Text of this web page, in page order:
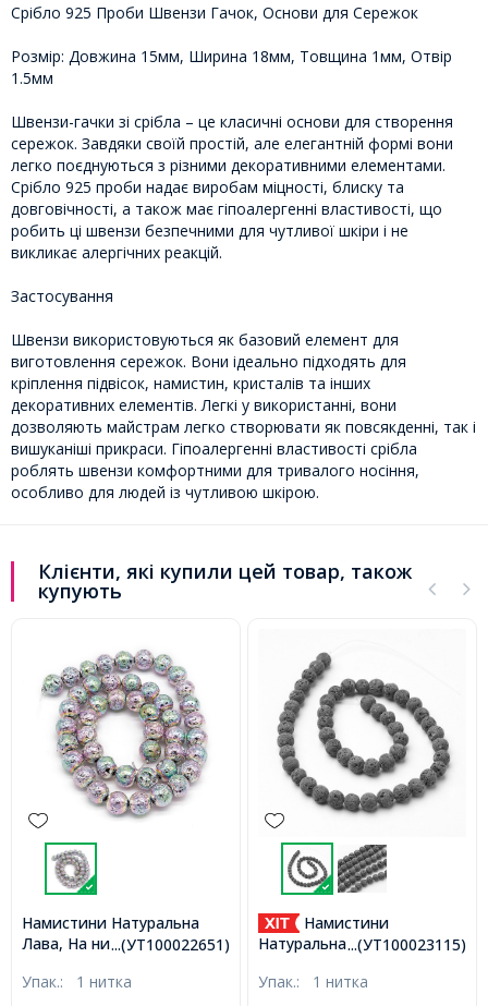
Срібло 925 Проби Швензи Гачок, Основи для Сережок
Розмір: Довжина 15мм, Ширина 18мм, Товщина 1мм, Отвір
1.5мм
Швензи-гачки зі срібла – це класичні основи для створення
сережок. Завдяки своїй простій, але елегантній формі вони
легко поєднуються з різними декоративними елементами.
Срібло 925 проби надає виробам міцності, блиску та
довговічності, а також має гіпоалергенні властивості, що
робить ці швензи безпечними для чутливої ​​шкіри і не
викликає алергічних реакцій.
Застосування
Швензи використовуються як базовий елемент для
виготовлення сережок. Вони ідеально підходять для
кріплення підвісок, намистин, кристалів та інших
декоративних елементів. Легкі у використанні, вони
дозволяють майстрам легко створювати як повсякденні, так і
вишуканіші прикраси. Гіпоалергенні властивості срібла
роблять швензи комфортними для тривалого носіння,
особливо для людей із чутливою шкірою.
Клієнти, які купили цей товар, також
купують
...(УТ100022651)
Намистини Натуральна
Лава, На нитках, Круглі,
8-8.5мм, Отвір 1.2мм,
Упак.: 1 нитка
...(УТ100023115)
Намистини
Натуральна Лава, На
Неполіроване, Сірий, 8мм,
Упак.: 1 нитка